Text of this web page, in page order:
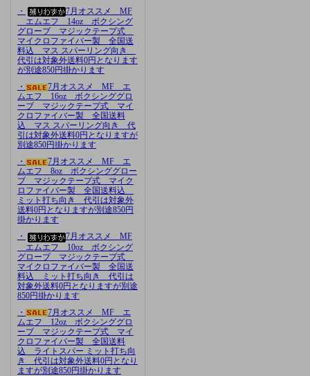
・
7月オススメ MF
エムエフ 14oz ボクシング
グローブ マジックテープ式
マイクロファイバー製 全国送
料込 マス スパーリング向き
代引は対象外送料0円となります
が別途850円掛かります
・
7月オススメ MF エ
ムエフ 16oz ボクシンググロ
ーブ マジックテープ式 マイ
クロファイバー製 全国送料
込 マス スパーリング向き 代
引は対象外送料0円となりますが
別途850円掛かります
・
7月オススメ MF エ
ムエフ 8oz ボクシンググロー
ブ マジックテープ式 マイク
ロファイバー製 全国送料込
ミット打ち向き 代引は対象外
送料0円となりますが別途850円
掛かります
・
7月オススメ MF
エムエフ 10oz ボクシング
グローブ マジックテープ式
マイクロファイバー製 全国送
料込 ミット打ち向き 代引は
対象外送料0円となりますが別途
850円掛かります
・
7月オススメ MF エ
ムエフ 12oz ボクシンググロ
ーブ マジックテープ式 マイ
クロファイバー製 全国送料
込 ライトスパー ミット打ち向
き 代引は対象外送料0円となり
ますが別途850円掛かります